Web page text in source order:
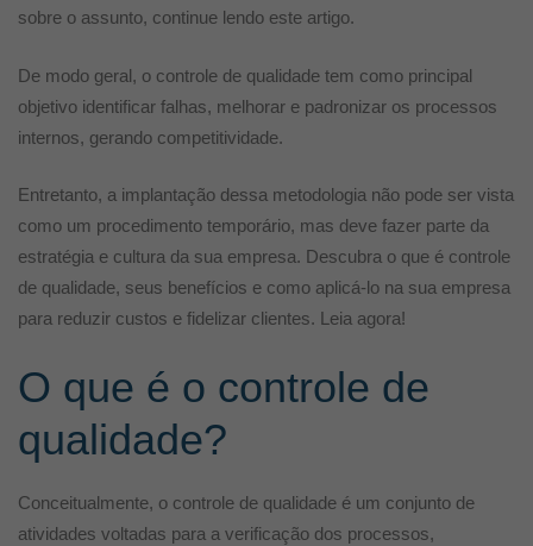
como
fazer
na
minha
empresa?
sobre o assunto, continue lendo este artigo.
De modo geral, o controle de qualidade tem como principal
objetivo identificar falhas, melhorar e padronizar os processos
internos, gerando competitividade.
Entretanto, a implantação dessa metodologia não pode ser vista
como um procedimento temporário, mas deve fazer parte da
estratégia e cultura da sua empresa. Descubra o que é controle
de qualidade, seus benefícios e como aplicá-lo na sua empresa
para reduzir custos e fidelizar clientes. Leia agora!
O que é o controle de
qualidade?
Conceitualmente, o controle de qualidade é um conjunto de
atividades voltadas para a verificação dos processos,